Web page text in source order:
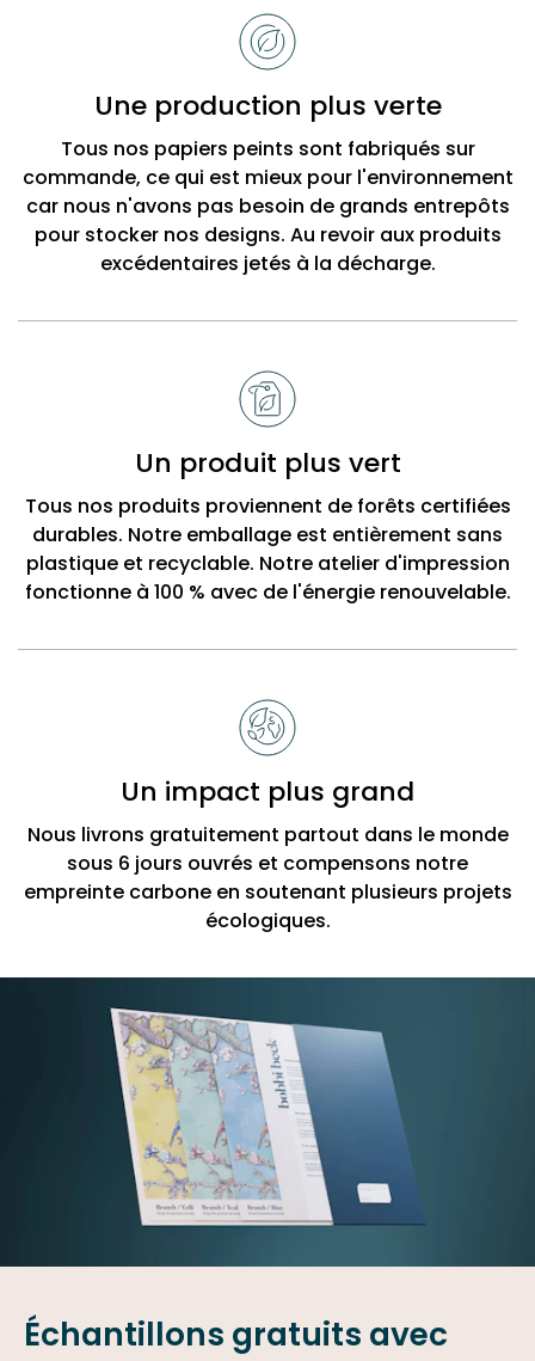
BobbiUne production plus verte
Tous nos papiers peints sont fabriqués sur
commande, ce qui est mieux pour l'environnement
car nous n'avons pas besoin de grands entrepôts
pour stocker nos designs. Au revoir aux produits
excédentaires jetés à la décharge.
Un produit plus vert
Tous nos produits proviennent de forêts certifiées
durables. Notre emballage est entièrement sans
plastique et recyclable. Notre atelier d'impression
fonctionne à 100 % avec de l'énergie renouvelable.
Un impact plus grand
Nous livrons gratuitement partout dans le monde
sous 6 jours ouvrés et compensons notre
empreinte carbone en soutenant plusieurs projets
écologiques.
Échantillons gratuits avec